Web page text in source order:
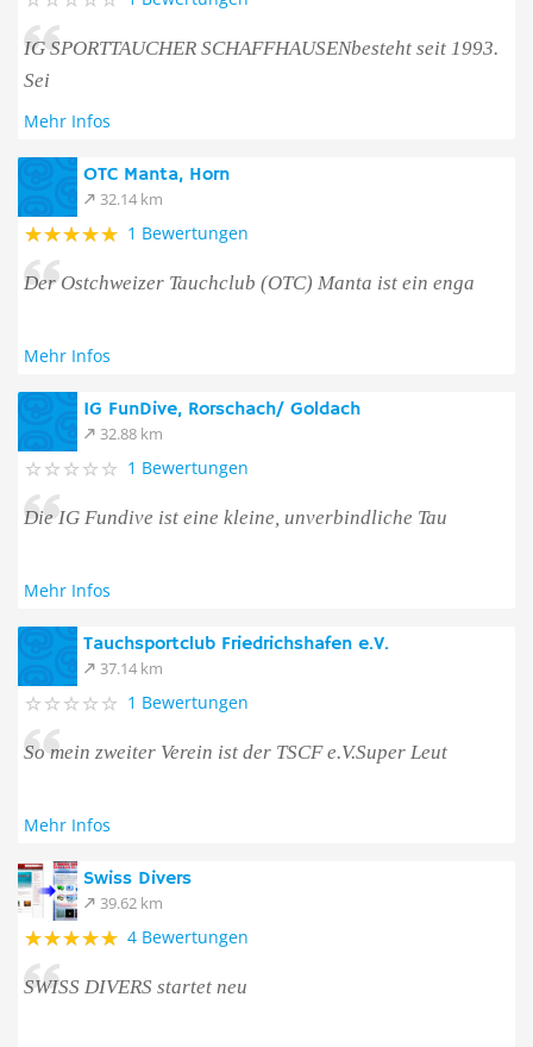
IG SPORTTAUCHER SCHAFFHAUSENbesteht seit 1993.
Sei
Mehr Infos
OTC Manta, Horn
32.14 km
1 Bewertungen
Der Ostchweizer Tauchclub (OTC) Manta ist ein enga
Mehr Infos
IG FunDive, Rorschach/ Goldach
32.88 km
1 Bewertungen
Die IG Fundive ist eine kleine, unverbindliche Tau
Mehr Infos
Tauchsportclub Friedrichshafen e.V.
37.14 km
1 Bewertungen
So mein zweiter Verein ist der TSCF e.V.Super Leut
Mehr Infos
Swiss Divers
39.62 km
4 Bewertungen
SWISS DIVERS startet neu